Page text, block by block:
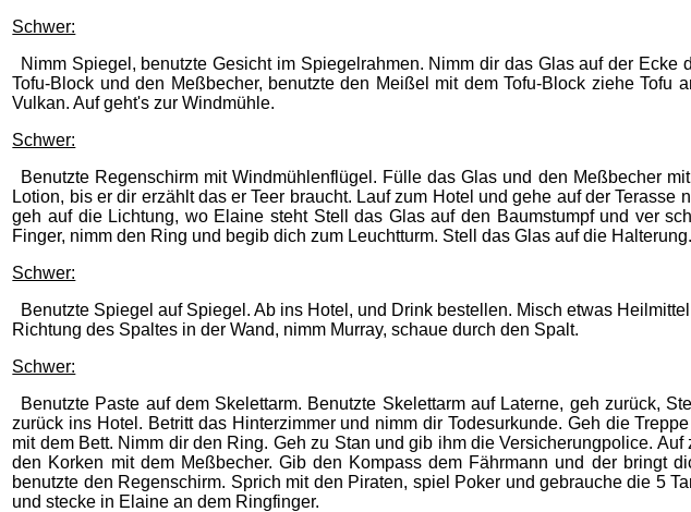
Schwer:
Nimm Spiegel, benutzte Gesicht im Spiegelrahmen. Nimm dir das Glas auf der
Tofu-Block und den Meßbecher, benutzte den Meißel mit dem Tofu-Block ziehe
Vulkan. Auf geht's zur Windmühle.
Schwer:
Benutzte Regenschirm mit Windmühlenflügel. Fülle das Glas und den Meßbecher
Lotion, bis er dir erzählt das er Teer braucht. Lauf zum Hotel und gehe auf der
geh auf die Lichtung, wo Elaine steht Stell das Glas auf den Baumstumpf und ver
Finger, nimm den Ring und begib dich zum Leuchtturm. Stell das Glas auf die Halterung.
Schwer:
Benutzte Spiegel auf Spiegel. Ab ins Hotel, und Drink bestellen. Misch etwas
Richtung des Spaltes in der Wand, nimm Murray, schaue durch den Spalt.
Schwer:
Benutzte Paste auf dem Skelettarm. Benutzte Skelettarm auf Laterne, geh zurück,
zurück ins Hotel. Betritt das Hinterzimmer und nimm dir Todesurkunde. Geh die
mit dem Bett. Nimm dir den Ring. Geh zu Stan und gib ihm die Versicherungpolice.
den Korken mit dem Meßbecher. Gib den Kompass dem Fährmann und der bringt
benutzte den Regenschirm. Sprich mit den Piraten, spiel Poker und gebrauche die 5
und stecke in Elaine an dem Ringfinger.